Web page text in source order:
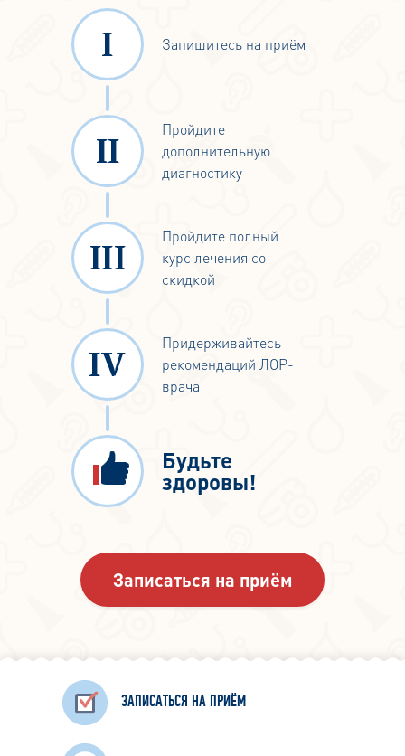
разбираться!
Запишитесь на приём
Пройдите
дополнительную
диагностику
Пройдите полный
курс лечения со
скидкой
Придерживайтесь
рекомендаций ЛОР-
врача
Будьте
здоровы!
Записаться на приём
ЗАПИСАТЬСЯ НА ПРИЁМ